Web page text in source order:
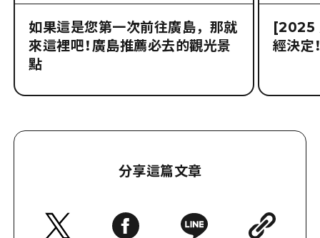
如果這是您第一次前往廣島，那就
來這裡吧！廣島推薦必去的觀光景
點
[2025
經決定
分享這篇文章